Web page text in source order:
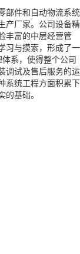
部件和自动物流系统
产厂家。公司设备精
丰富的中层经营管
习与摸索，形成了一
系，使得整个公司
调试及售后服务的运
系统工程方面积累下
基础。